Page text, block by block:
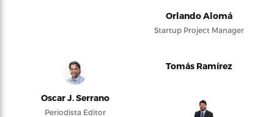
Orlando Alomá
Startup Project Manager
Oscar J. Serrano
Periodista Editor
Tomás Ramírez